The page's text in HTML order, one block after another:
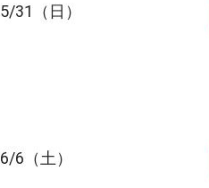
5/31（日）
6/6（土）